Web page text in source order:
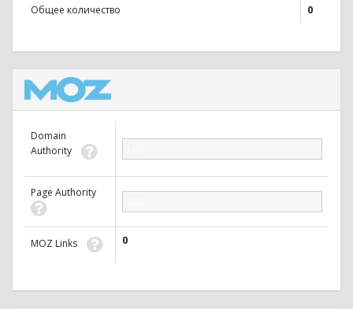
Общее количество
0
Domain
Authority
Page Authority
MOZ Links 0